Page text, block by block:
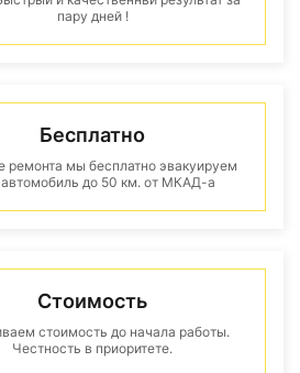
пару дней !
Бесплатно
ремонта мы бесплатно эвакуируем
до 50 км. от МКАД-а
Стоимость
стоимость до начала работы.
Честность в приоритете.